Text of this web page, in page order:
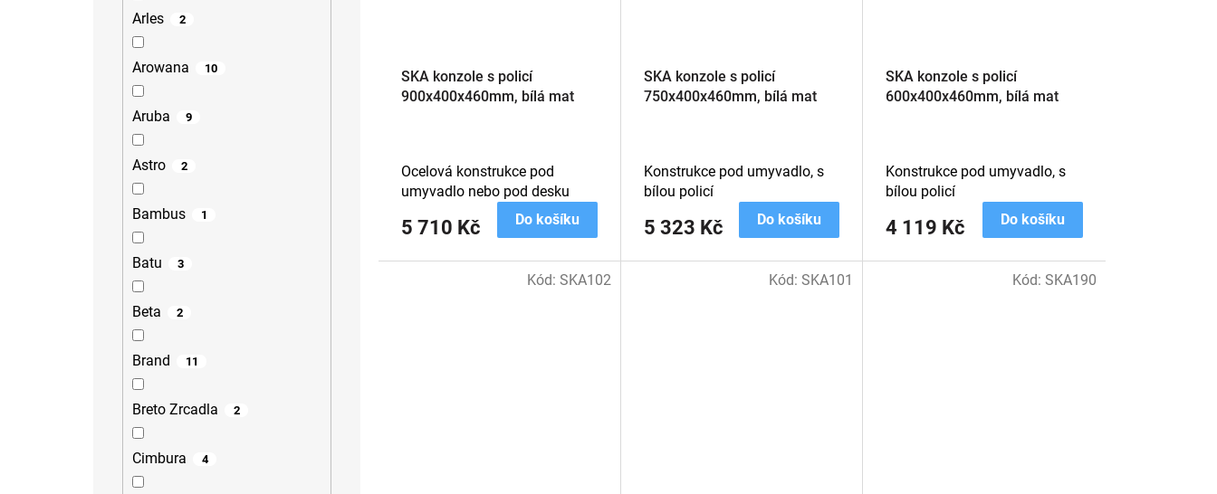
Arles 2
Arowana 10
Aruba 9
Astro 2
Bambus 1
Batu 3
Beta 2
Brand 11
Breto Zrcadla 2
Cimbura 4
SKA konzole s policí
900x400x460mm, bílá mat
5 710 Kč Do košíku
Ocelová konstrukce pod
umyvadlo nebo pod desku
SKA konzole s policí
750x400x460mm, bílá mat
5 323 Kč Do košíku
Konstrukce pod umyvadlo, s
bílou policí
SKA konzole s policí
600x400x460mm, bílá mat
4 119 Kč Do košíku
Konstrukce pod umyvadlo, s
bílou policí
Kód: SKA102 Kód:SKA101 Kód: SKA190